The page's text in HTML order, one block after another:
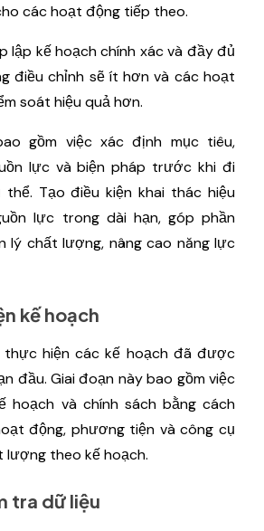
các hoạt động tiếp theo.
lập kế hoạch chính xác và đầy đủ
điều chỉnh sẽ ít hơn và các hoạt
soát hiệu quả hơn.
gồm việc xác định mục tiêu,
lực và biện pháp trước khi đi
Tạo điều kiện khai thác hiệu
lực trong dài hạn, góp phần
lý chất lượng, nâng cao năng lực
kế hoạch
thực hiện các kế hoạch đã được
đầu. Giai đoạn này bao gồm việc
hoạch và chính sách bằng cách
động, phương tiện và công cụ
theo kế hoạch.
tra dữ liệu